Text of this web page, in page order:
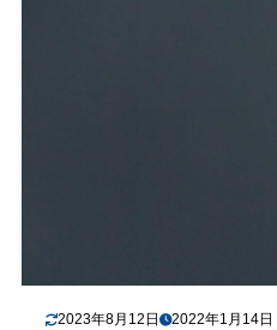
2023年8月12日 2022年1月14日